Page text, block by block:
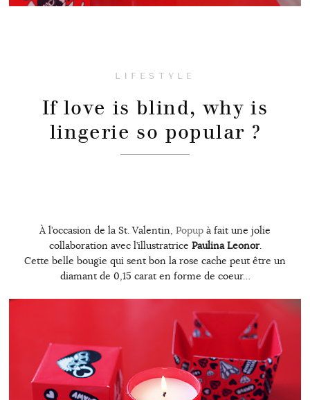
LIFESTYLE
If love is blind, why is
lingerie so popular ?
À l’occasion de la St. Valentin, Popup à fait une jolie
collaboration avec l’illustratrice Paulina Leonor.
Cette belle bougie qui sent bon la rose cache peut être un
diamant de 0,15 carat en forme de coeur…